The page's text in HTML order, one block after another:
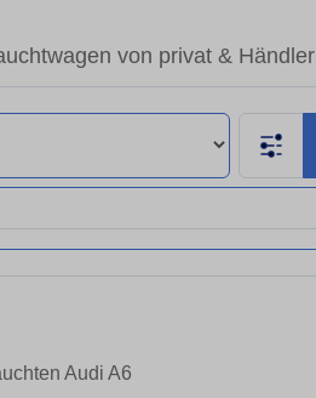
von privat & Händler
Audi A6